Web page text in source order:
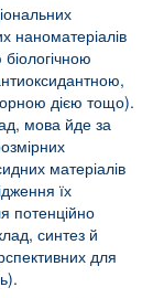
наноматеріалів
дією тощо).
мова йде за
матеріалів
їх
потенційно
синтез й
для